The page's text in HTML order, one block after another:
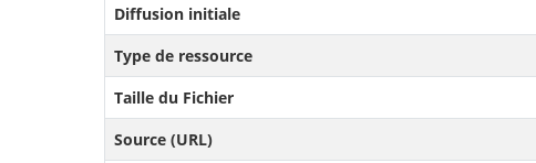
Diffusion initiale
Type de ressource
Taille du Fichier
Source (URL)